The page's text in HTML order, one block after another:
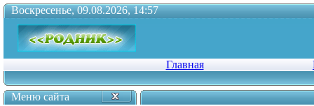
Воскресенье, 09.08.2026, 14:57
Главная
Меню сайта